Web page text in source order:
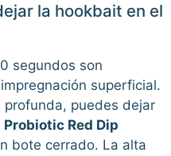
la hookbait en el
segundos son
superficial.
profunda, puedes dejar
Probiotic Red Dip
bote cerrado. La alta